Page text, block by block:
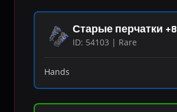
Старые перчатки +8
ID: 54103 | Rare
Hands